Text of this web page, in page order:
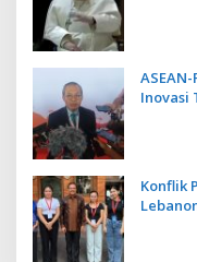
Inovasi
Konflik